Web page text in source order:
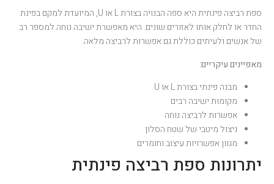
ספת רביצה פינתית היא ספה הבנויה בצורת L או U, המיועדת למקם בפינת
החדר או לחלק אותו לאזורים שונים. היא מאפשרת ישיבה נוחה למספר רב
של אנשים ולעיתים כוללת גם אפשרות לרביצה מלאה.
מאפיינים עיקריים:
מבנה פינתי בצורת L או U
מקומות ישיבה רבים
אפשרות לרביצה נוחה
ניצול מיטבי של שטח הסלון
מגוון אפשרויות עיצוב וחומרים
יתרונות ספת רביצה פינתית